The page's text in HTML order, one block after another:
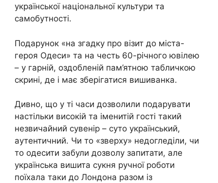
української національної культури та
самобутності.
Подарунок «на згадку про візит до міста-
героя Одеси» та на честь 60-річного ювілею
– у гарній, оздобленій пам’ятною табличкою
скрині, де і має зберігатися вишиванка.
Дивно, що у ті часи дозволили подарувати
настільки високій та іменитій гості такий
незвичайний сувенір – суто український,
аутентичний. Чи то «зверху» недогледіли, чи
то одесити забули дозволу запитати, але
українська вишита сукня ручної роботи
поїхала таки до Лондона разом із